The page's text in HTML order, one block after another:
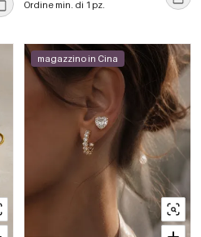
Ordine min. di 1 pz.
magazzino in Cina